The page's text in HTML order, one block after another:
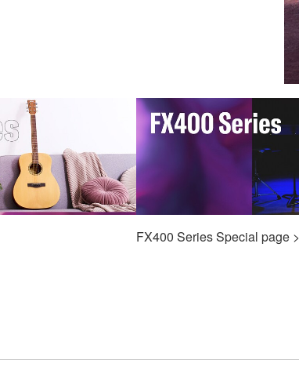
FX400 Series Special page >